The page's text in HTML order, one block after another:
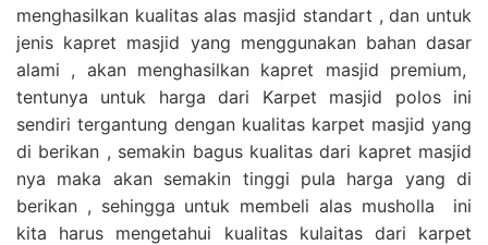
menghasilkan kualitas alas masjid standart , dan untuk
jenis kapret masjid yang menggunakan bahan dasar
alami , akan menghasilkan kapret masjid premium,
tentunya untuk harga dari Karpet masjid polos ini
sendiri tergantung dengan kualitas karpet masjid yang
di berikan , semakin bagus kualitas dari kapret masjid
nya maka akan semakin tinggi pula harga yang di
berikan , sehingga untuk membeli alas musholla ini
kita harus mengetahui kualitas kulaitas dari karpet